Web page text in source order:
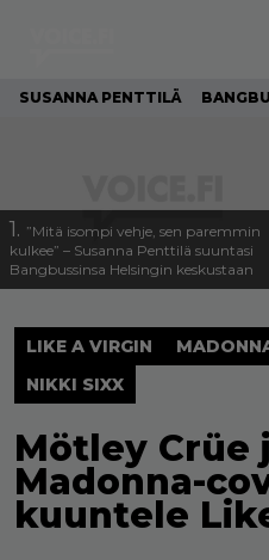
SUSANNA PENTTILÄ
1. ”Mitä isompi vehje, sen paremmin
kulkee” – Susanna Penttilä suuntasi
Bangbussinsa Helsingin keskustaan
LIKE A VIRGIN
NIKKI SIXX
Mötley Crüe
Madonna-
kuuntele